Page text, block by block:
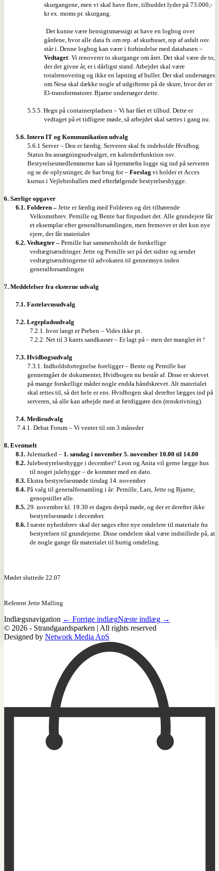
skurgangene, men vi skal have flere, tilbuddet lyder på 73.000,-
kr ex. moms pr. skurgang.
Det kunne være hensigtsmæssigt at have en logbog over
gårdene, hvor alle data fx om rep. af skurhuset, rep af asfalt osv.
står i. Denne logbog kan være i forbindelse med databasen –
Vedtaget: Vi renoverer to skurgange om året. Det skal være de to,
der det givne år, er i dårligst stand. Arbejdet skal være
totalrenovering og ikke en lapning af huller. Der skal undersøges
om Nesa skal dække nogle af udgifterne på de skure, hvor der er
El-transformatorer. Bjarne undersøger dette.
5.5.5. Hegn på containerpladsen – Vi har fået et tilbud. Dette er
vedtaget på et tidligere møde, så arbejdet skal sættes i gang nu.
5.6. Intern IT og Kommunikation udvalg
5.6.1 Server – Den er færdig. Serveren skal fx indeholde Hvidbog.
Status fra ansøgningsudvalget, en kalenderfunktion osv.
Bestyrelsesmedlemmerne kan så hjemmefra logge sig ind på serveren
og se de oplysninger, de har brug for – Forslag vi holder et Acces
kursus i Vejlebrohallen med efterfølgende bestyrelseshygge.
6. Særlige opgaver
6.1. Folderen – Jette er færdig med Folderen og det tilhørende
Velkomstbrev. Pernille og Bente har finpudset det. Alle grundejere får
et eksemplar efter generalforsamlingen, men fremover er det kun nye
ejere, der får materialet
6.2. Vedtægter – Pernille har sammenholdt de forskellige
vedtægtsændringer. Jette og Pernille ser på det sidste og sender
vedtægtsændringerne til advokaten til gennemsyn inden
generalforsamlingen
7. Meddelelser fra eksterne udvalg
7.1. Fastelavnsudvalg
7.2. Legepladsudvalg
7.2.1. hvor langt er Preben – Vides ikke pt.
7.2.2. Net til 3 kants sandkasser – Er lagt på – men der mangler èt !
7.3. Hvidbogsudvalg
7.3.1. Indholdsfortegnelse foreligger – Bente og Pernille har
gennemgået de dokumenter, Hvidbogen nu består af. Disse er skrevet
på mange forskellige måder nogle endda håndskrevet. Alt materialet
skal rettes til, så det hele er ens. Hvidbogen skal derefter lægges ind på
serveren, så alle kan arbejde med at færdiggøre den (renskrivning).
7.4. Medieudvalg
7.4.1. Debat Forum – Vi venter til om 3 måneder
8. Eventuelt
8.1. Julemarked – 1. søndag i november 5. november 10.00 til 14.00
8.2. Julebestyrelseshygge i december? Leon og Anita vil gerne lægge hus
til noget julehygge – de kommer med en dato.
8.3. Ekstra bestyrelsesmøde tirsdag 14. november
8.4. På valg til generalforsamling i år: Pernille, Lars, Jette og Bjarne,
genopstiller alle.
8.5. 29. november kl. 19.30 et dagen derpå møde, og der er derefter ikke
bestyrelsesmøde i december.
8.6. I næste nyhedsbrev skal der søges efter nye omdelere til materiale fra
bestyrelsen til grundejerne. Disse omdelere skal være indstillede på, at
de nogle gange får materialet til hurtig omdeling.
Mødet sluttede 22.07
Referent Jette Malling
Indlægsnavigation ← Forrige indlægNæste indlæg →
© 2026 - Strandgaardsparken | All rights reserved
Designed by Network Media ApS